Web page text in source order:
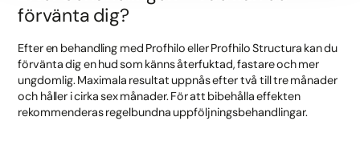
förvänta dig?
Efter en behandling med Profhilo eller Profhilo Structura kan du
förvänta dig en hud som känns återfuktad, fastare och mer
ungdomlig. Maximala resultat uppnås efter två till tre månader
och håller i cirka sex månader. För att bibehålla effekten
rekommenderas regelbundna uppföljningsbehandlingar.